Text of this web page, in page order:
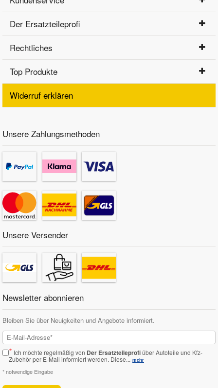
Der Ersatzteileprofi
Rechtliches
Top Produkte
Widerruf erklären
Unsere Zahlungsmethoden
Unsere Versender
Newsletter abonnieren
Bleiben Sie über Neuigkeiten und Angebote informiert.
* Ich möchte regelmäßig von Der Ersatzteileprofiüber Autoteile und Kfz-
Zubehör per E-Mail informiert werden. Diese... mehr
* notwendige Eingabe